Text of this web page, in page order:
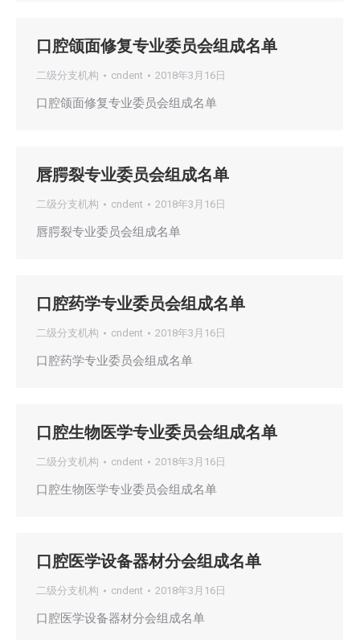
口腔颌面修复专业委员会组成名单
二级分支机构 cndent 2018年3月16日
口腔颌面修复专业委员会组成名单
唇腭裂专业委员会组成名单
二级分支机构 cndent 2018年3月16日
唇腭裂专业委员会组成名单
口腔药学专业委员会组成名单
二级分支机构 cndent 2018年3月16日
口腔药学专业委员会组成名单
口腔生物医学专业委员会组成名单
二级分支机构 cndent 2018年3月16日
口腔生物医学专业委员会组成名单
口腔医学设备器材分会组成名单
二级分支机构 cndent 2018年3月16日
口腔医学设备器材分会组成名单